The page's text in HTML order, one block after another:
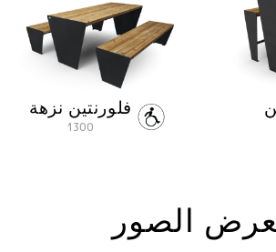
فلورنتين نزهة
1300
الصور